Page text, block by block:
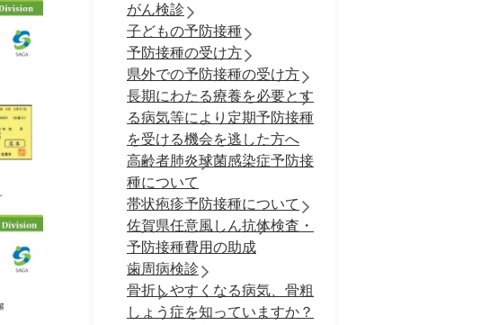
がん検診
子どもの予防接種
予防接種の受け方
県外での予防接種の受け方
長期にわたる療養を必要とす
る病気等により定期予防接種
を受ける機会を逃した方へ
高齢者肺炎球菌感染症予防接
種について
帯状疱疹予防接種について
佐賀県任意風しん抗体検査・
予防接種費用の助成
歯周病検診
骨折しやすくなる病気、骨粗
しょう症を知っていますか？